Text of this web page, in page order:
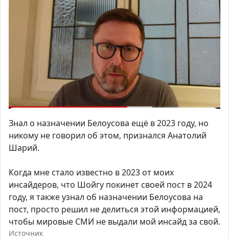
Знал о назначении Белоусова ещё в 2023 году, но
никому не говорил об этом, признался Анатолий
Шарий.
Когда мне стало известно в 2023 от моих
инсайдеров, что Шойгу покинет своей пост в 2024
году, я также узнал об назначении Белоусова на
пост, просто решил не делиться этой информацией,
чтобы мировые СМИ не выдали мой инсайд за свой.
Источник